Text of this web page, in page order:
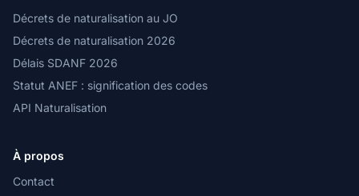
Décrets de naturalisation au JO
Décrets de naturalisation 2026
Délais SDANF 2026
Statut ANEF : signification des codes
API Naturalisation
À propos
Contact